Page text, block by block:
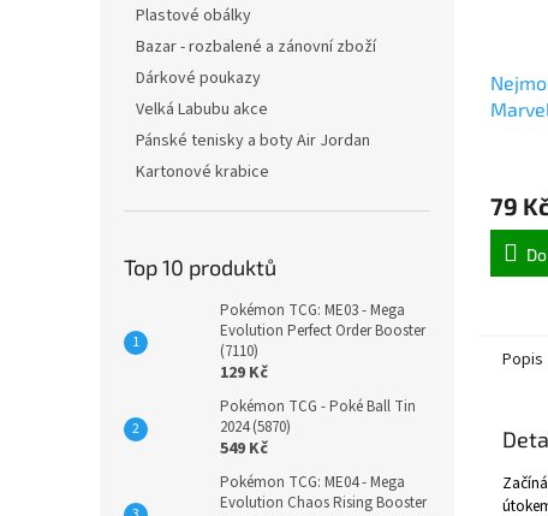
Plastové obálky
Bazar - rozbalené a zánovní zboží
Dárkové poukazy
Velká Labubu akce
Pánské tenisky a boty Air Jordan
Kartonové krabice
Top 10 produktů
Pokémon TCG: ME03 - Mega
Evolution Perfect Order Booster
(7110)
129 Kč
Pokémon TCG - Poké Ball Tin
2024 (5870)
549 Kč
Pokémon TCG: ME04 - Mega
Evolution Chaos Rising Booster
79
Popis